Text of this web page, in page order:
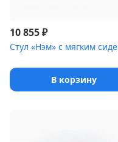
10 855₽
В корзину